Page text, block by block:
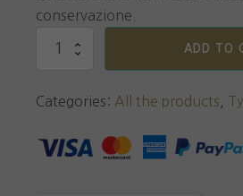
conservazione.
Pesto
Genovese
ADD TO
Categories: All the products